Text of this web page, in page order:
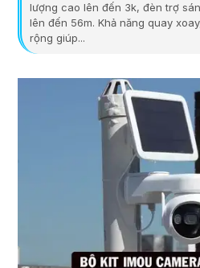
lượng cao lên đến 3k, đèn trợ
lên đến 56m. Khả năng quay
rộng giúp...